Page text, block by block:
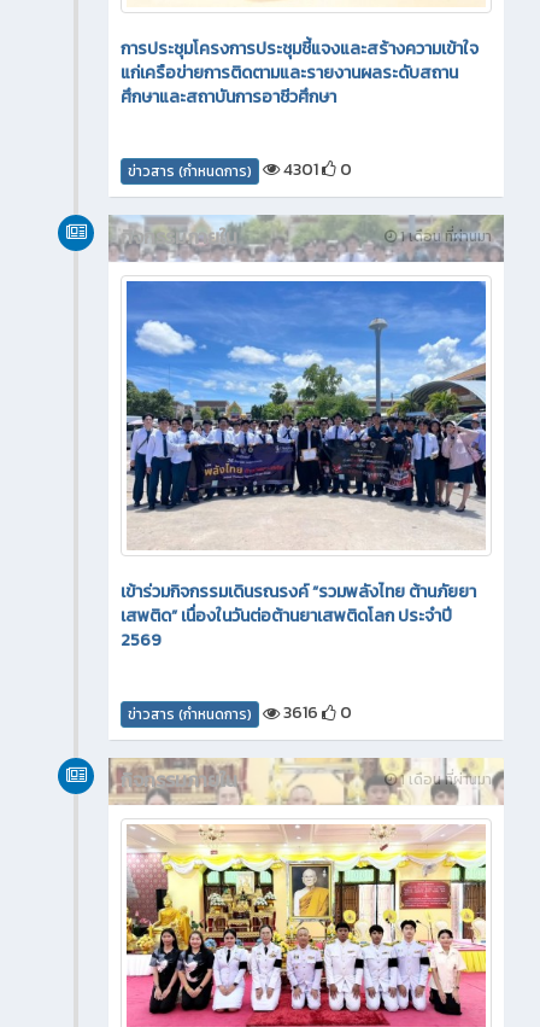
การประชุมโครงการประชุมชี้แจงและสร้างความเข้าใจ
แก่เครือข่ายการติดตามและรายงานผลระดับสถาน
ศึกษาและสถาบันการอาชีวศึกษา
ข่าวสาร (กำหนดการ) 4301 0
1 เดือน ที่ผ่านมา
กิจกรรมภายใน
เข้าร่วมกิจกรรมเดินรณรงค์ “รวมพลังไทย ต้านภัยยา
เสพติด” เนื่องในวันต่อต้านยาเสพติดโลก ประจำปี
2569
ข่าวสาร (กำหนดการ) 3616 0
1 เดือน ที่ผ่านมา
กิจกรรมภายใน